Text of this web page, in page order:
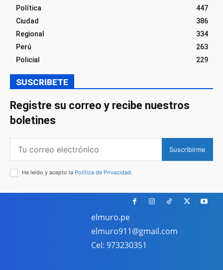
Política
447
Ciudad
386
Regional
334
Perú
263
Policial
229
SUSCRIBETE
Registre su correo y recibe nuestros
boletines
Suscribirme
He leído y acepto la Política de Privacidad.
elmuro.pe
elmuro911@gmail.com
Cel: 973230351